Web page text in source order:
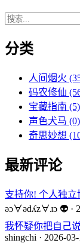
分类
人间烟火
码农修仙
宝藏指南 (5)
声色犬马 (0)
奇思妙想
最新评论
支持你! 个人独立
ǝɔ∀ǝdʎz∀ɹɔ 👽 ·
我怀疑你把自己
shingchi · 2026-